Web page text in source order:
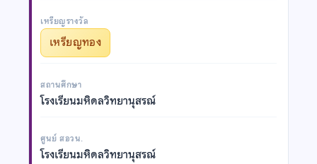
เหรียญรางวัล
เหรียญทอง
สถานศึกษา
โรงเรียนมหิดลวิทยานุสรณ์
ศูนย์ สอวน.
โรงเรียนมหิดลวิทยานุสรณ์